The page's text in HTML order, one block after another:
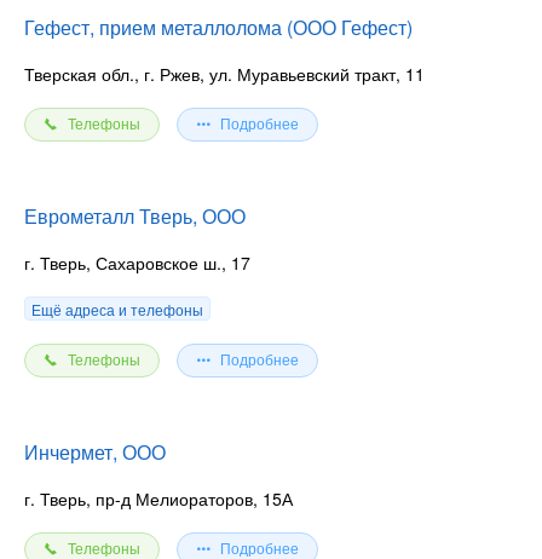
оборудованием. В арсенале компании представлены
крупногабаритные машины, способные вывозить металл
любых габаритов. Мы гарантируем выгодные на прием лома,
определением стоимости.
Реклама. Erid 2VSb5xdPQb4. ИНН 6950216023. ООО
Гефест, прием металлолома (ООО Гефест)
Тверская обл., г. Ржев, ул. Муравьевский тракт, 11
Телефоны Подробнее
Еврометалл Тверь, ООО
г. Тверь, Сахаровское ш., 17
Ещё адреса и телефоны
Телефоны Подробнее
Инчермет, ООО
г. Тверь, пр-д Мелиораторов, 15А
Телефоны Подробнее